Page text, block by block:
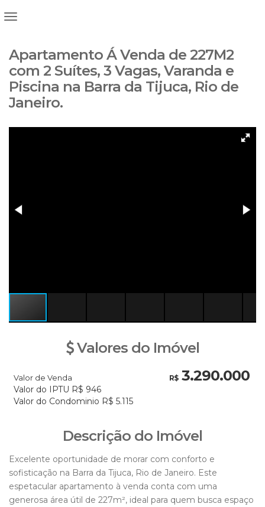
Apartamento Á Venda de 227M2
com 2 Suítes, 3 Vagas, Varanda e
Piscina na Barra da Tijuca, Rio de
Janeiro.
Valores do Imóvel
R$3.290.000
Valor de Venda
Valor do IPTU R$ 946
Valor do Condominio R$ 5.115
Descrição do Imóvel
Excelente oportunidade de morar com conforto e
sofisticação na Barra da Tijuca, Rio de Janeiro. Este
espetacular apartamento à venda conta com uma
generosa área útil de 227m², ideal para quem busca espaço